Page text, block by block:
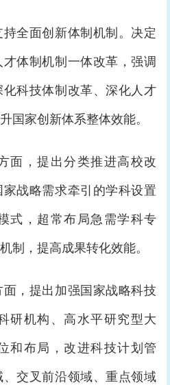
全面创新体制机制。决定
体制机制一体改革，强调
科技体制改革、深化人才
国家创新体系整体效能。
，提出分类推进高校改
战略需求牵引的学科设置
式，超常布局急需学科专
制，提高成果转化效能。
，提出加强国家战略科技
研机构、高水平研究型大
和布局，改进科技计划管
交叉前沿领域、重点领域